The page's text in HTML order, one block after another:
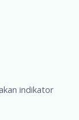
indikator